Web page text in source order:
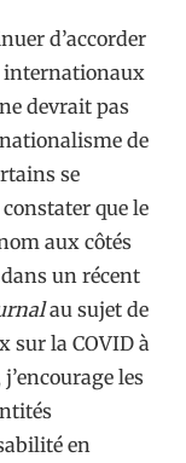
d’accorder
internationaux
devrait pas
de
se
que le
aux côtés
un récent
au sujet de
sur la COVID à
les
en